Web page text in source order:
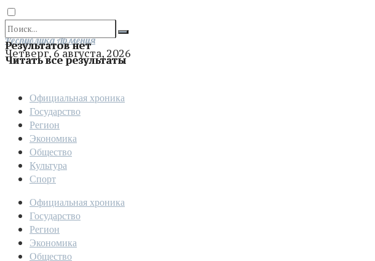
Результатов нет
Читать все результаты
Отправить
Республика Армения
Четверг, 6 августа, 2026
Официальная хроника
Государство
Регион
Экономика
Общество
Культура
Спорт
Официальная хроника
Государство
Регион
Экономика
Общество